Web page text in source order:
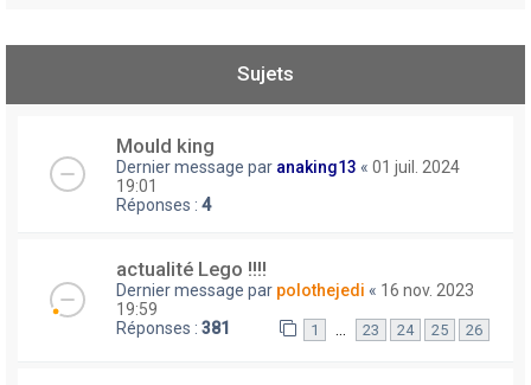
Sujets
Mould king
Dernier message par anaking13 « 01 juil. 2024
19:01
Réponses : 4
actualité Lego !!!!
Dernier message par polothejedi « 16 nov. 2023
19:59
Réponses : 381 1 … 23 24 25 26